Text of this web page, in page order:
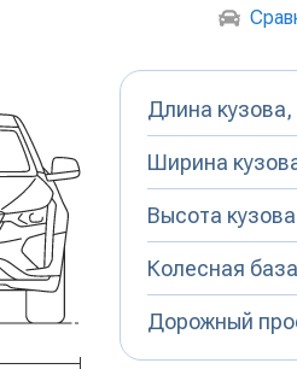
Длина
Ширина
Высота
Колесная
Дорожный